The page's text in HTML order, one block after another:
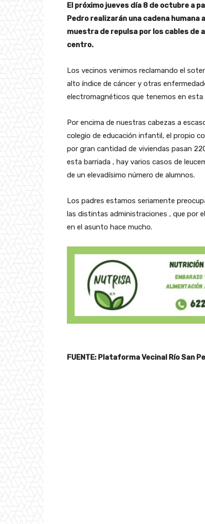
El próximo jueves día 8 de octubre a
Pedro realizarán una cadena
muestra de repulsa por los cables de
centro.
Los vecinos venimos reclamando el
alto índice de cáncer y otras
electromagnéticos que tenemos en esta
Por encima de nuestras cabezas a
colegio de educación infantil, el propio
por gran cantidad de viviendas pasan
esta barriada , hay varios casos de
de un elevadísimo número de alumnos.
Los padres estamos seriamente
las distintas administraciones , que por
en el asunto hace mucho.
FUENTE: Plataforma Vecinal Río San